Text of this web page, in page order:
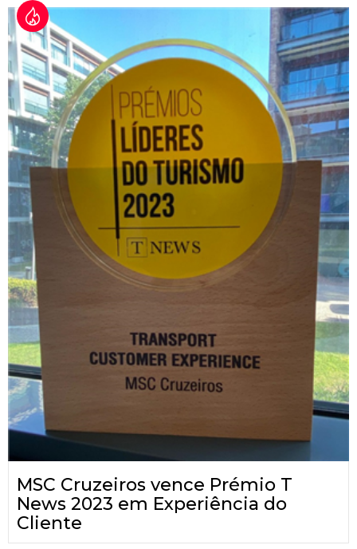
MSC Cruzeiros vence Prémio T
News 2023 em Experiência do
Cliente